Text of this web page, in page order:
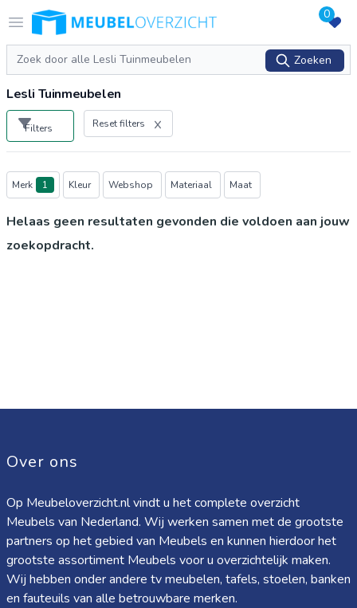
Open menu
Logo Meubeloverzicht.nl 0
Zoeken
Zoeken
Lesli Tuinmeubelen
Filters Reset filters
Producten
Merk 1 Kleur Webshop Materiaal Maat
Helaas geen resultaten gevonden die voldoen aan jouw
zoekopdracht.
Over ons
Op Meubeloverzicht.nl vindt u het complete overzicht
Meubels van Nederland. Wij werken samen met de grootste
partners op het gebied van Meubels en kunnen hierdoor het
grootste assortiment Meubels voor u overzichtelijk maken.
Wij hebben onder andere tv meubelen, tafels, stoelen, banken
en fauteuils van alle betrouwbare merken.